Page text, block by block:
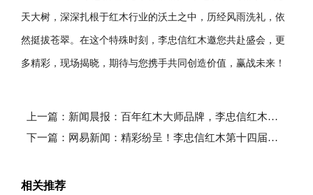
天大树，深深扎根于红木行业的沃土之中，历经风雨洗礼，依
然挺拔苍翠。在这个特殊时刻，李忠信红木邀您共赴盛会，更
多精彩，现场揭晓，期待与您携手共同创造价值，赢战未来！
上一篇：新闻晨报：百年红木大师品牌，李忠信红木的传承之道
下一篇：网易新闻：精彩纷呈！李忠信红木第十四届经销商大会共谋发展大计
相关推荐